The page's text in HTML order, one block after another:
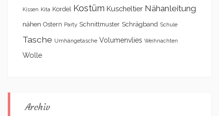
Kissen Kita Kordel Kostüm Kuscheltier Nähanleitung
nähen Ostern Party Schnittmuster Schrägband Schule
Tasche Umhängetasche Volumenvlies Weihnachten
Wolle
Archiv